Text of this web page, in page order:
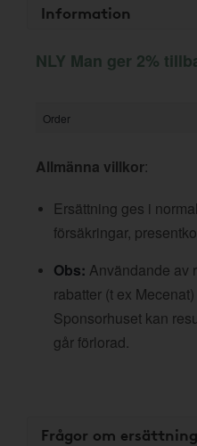
Information
NLY Man ger 2%
Order
Allmänna villkor:
Ersättning ges i
försäkringar,
Obs: Användande av
rabatter (t ex
Sponsorhuset kan
går förlorad.
Frågor om